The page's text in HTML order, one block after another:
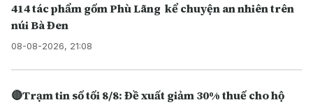
414 tác phẩm gốm Phù Lãng kể chuyện an nhiên trên
núi Bà Đen
08-08-2026, 21:08
🔴Trạm tin số tối 8/8: Đề xuất giảm 30% thuế cho hộ